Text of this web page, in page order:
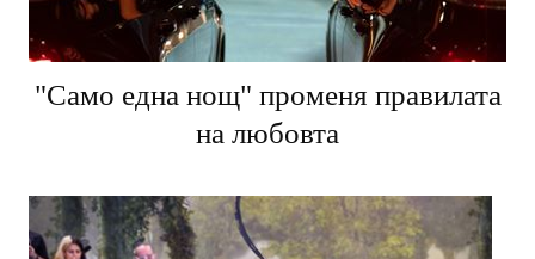
"Само една нощ" променя правилата
на любовта